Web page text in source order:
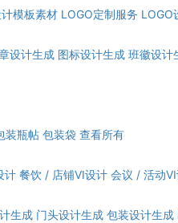
模板素材 LOGO定制服务 LOGO
设计生成 图标设计生成 班徽设计
装瓶帖 包装袋 查看所有
计 餐饮 / 店铺VI设计 会议 / 活动
生成 门头设计生成 包装设计生成